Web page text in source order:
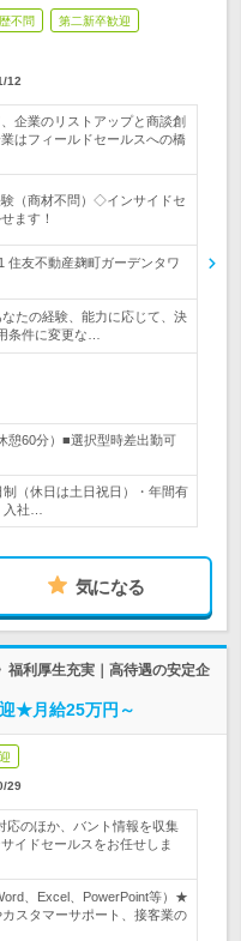
不問 第二新卒歓迎
12
企業のリストアップと商談創
はフィールドセールスへの橋
験（商材不問）◇インサイドセ
ます！
住友不動産麹町ガーデンタワ
たの経験、能力に応じて、決
条件に変更な…
憩60分）■選択型時差出勤可
制（休日は土日祝日）・年間有
入社…
気になる
福利厚生充実｜高待遇の安定企
★月給25万円～
29
応のほか、バント情報を収集
イドセールスをお任せしま
、Excel、PowerPoint等）★
スタマーサポート、接客業の